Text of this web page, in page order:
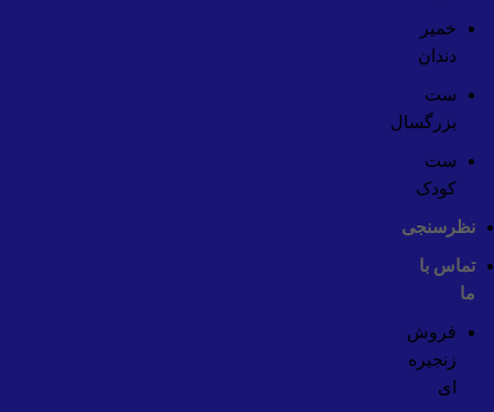
خمیر
دندان
ست
بزرگسال
ست
کودک
نظرسنجی
تماس با
ما
فروش
زنجیره
ای